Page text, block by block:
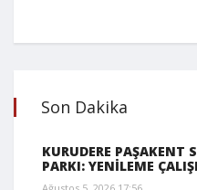
Son Dakika
KURUDERE PAŞAKENT
PARKI: YENİLEME